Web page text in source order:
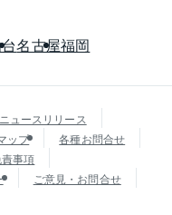
名古屋福岡
ニュースリリース
ップ
各種お問合せ
事項
ご意見・お問合せ